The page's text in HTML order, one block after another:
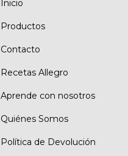
Inicio
Productos
Contacto
Recetas Allegro
Aprende con nosotros
Quiénes Somos
Política de Devolución